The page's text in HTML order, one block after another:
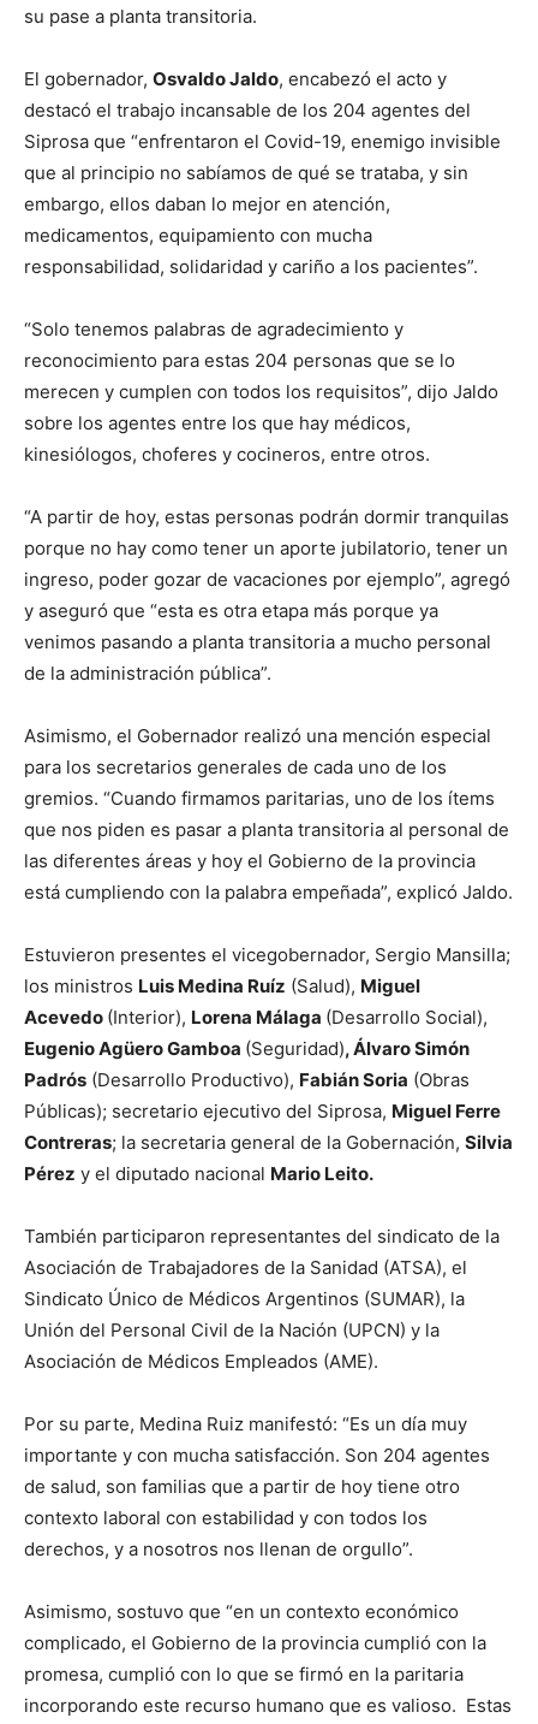
su pase a planta transitoria.
El gobernador, Osvaldo Jaldo, encabezó el acto y
destacó el trabajo incansable de los 204 agentes del
Siprosa que “enfrentaron el Covid-19, enemigo invisible
que al principio no sabíamos de qué se trataba, y sin
embargo, ellos daban lo mejor en atención,
medicamentos, equipamiento con mucha
responsabilidad, solidaridad y cariño a los pacientes”.
“Solo tenemos palabras de agradecimiento y
reconocimiento para estas 204 personas que se lo
merecen y cumplen con todos los requisitos”, dijo Jaldo
sobre los agentes entre los que hay médicos,
kinesiólogos, choferes y cocineros, entre otros.
“A partir de hoy, estas personas podrán dormir tranquilas
porque no hay como tener un aporte jubilatorio, tener un
ingreso, poder gozar de vacaciones por ejemplo”, agregó
y aseguró que “esta es otra etapa más porque ya
venimos pasando a planta transitoria a mucho personal
de la administración pública”.
Asimismo, el Gobernador realizó una mención especial
para los secretarios generales de cada uno de los
gremios. “Cuando firmamos paritarias, uno de los ítems
que nos piden es pasar a planta transitoria al personal de
las diferentes áreas y hoy el Gobierno de la provincia
está cumpliendo con la palabra empeñada”, explicó Jaldo.
Estuvieron presentes el vicegobernador, Sergio Mansilla;
los ministros Luis Medina Ruíz (Salud), Miguel
Acevedo (Interior), Lorena Málaga (Desarrollo Social),
Eugenio Agüero Gamboa (Seguridad), Álvaro Simón
Padrós (Desarrollo Productivo), Fabián Soria (Obras
Públicas); secretario ejecutivo del Siprosa, Miguel Ferre
Contreras; la secretaria general de la Gobernación, Silvia
Pérez y el diputado nacional Mario Leito.
También participaron representantes del sindicato de la
Asociación de Trabajadores de la Sanidad (ATSA), el
Sindicato Único de Médicos Argentinos (SUMAR), la
Unión del Personal Civil de la Nación (UPCN) y la
Asociación de Médicos Empleados (AME).
Por su parte, Medina Ruiz manifestó: “Es un día muy
importante y con mucha satisfacción. Son 204 agentes
de salud, son familias que a partir de hoy tiene otro
contexto laboral con estabilidad y con todos los
derechos, y a nosotros nos llenan de orgullo”.
Asimismo, sostuvo que “en un contexto económico
complicado, el Gobierno de la provincia cumplió con la
promesa, cumplió con lo que se firmó en la paritaria
incorporando este recurso humano que es valioso. Estas